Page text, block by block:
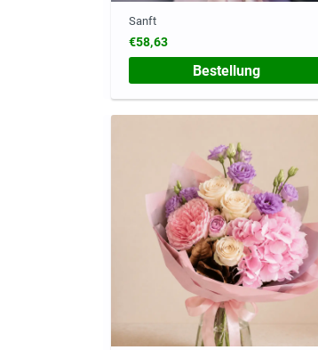
Sanft
€58,63
Bestellung